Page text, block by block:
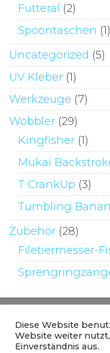
Futteral
(2)
Spoontaschen (1)
Uncategorized (5)
UV Kleber (1)
Werkzeuge (7)
Wobbler (29)
Kingfisher (1)
Mukai
T CrankUp (3)
Tumbling
Zubehör (28)
Filetiermesser-
Diese Website
Website weiter
Einverständnis aus.